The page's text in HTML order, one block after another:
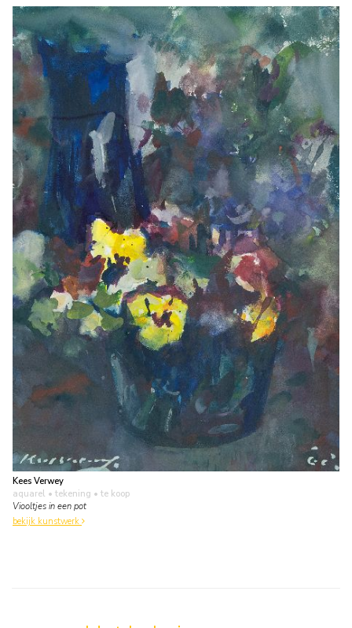
Kees Verwey
aquarel • tekening • te koop
Viooltjes in een pot
bekijk kunstwerk